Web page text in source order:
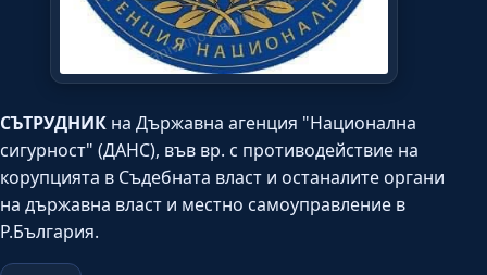
СЪТРУДНИК на Държавна агенция "Национална
сигурност" (ДАНС), във вр. с противодействие на
корупцията в Съдебната власт и останалите органи
на държавна власт и местно самоуправление в
Р.България.